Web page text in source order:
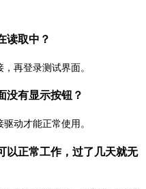
读取中？
再登录测试界面。
没有显示按钮？
动才能正常使用。
以正常工作，过了几天就无